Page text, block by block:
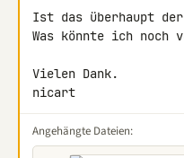
Ist das überhaupt
Was könnte ich noch
Vielen Dank.
nicart
Angehängte Dateien: